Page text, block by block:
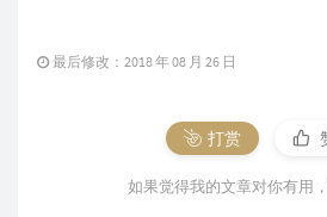
最后修改：2018 年 08 月 26 日
打赏
如果觉得我的文章对你有用